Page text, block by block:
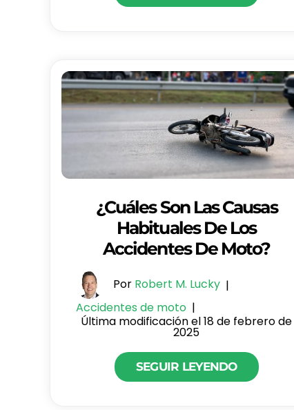
¿Cuáles Son Las Causas
Habituales De Los
Accidentes De Moto?
Por Robert M. Lucky |
Accidentes de moto |
Última modificación el 18 de febrero de
2025
SEGUIR LEYENDO